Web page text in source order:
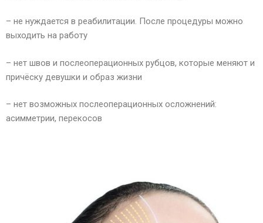
– не нуждается в реабилитации. После процедуры можно
выходить на работу
– нет швов и послеоперационных рубцов, которые меняют и
причёску девушки и образ жизни
– нет возможных послеоперационных осложнений:
асимметрии, перекосов